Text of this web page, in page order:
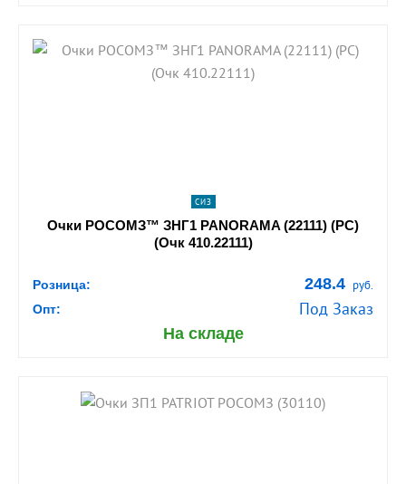
shopping_cart В КОРЗИНУ
СИЗ
Очки РОСОМЗ™ ЗНГ1 PANORAMA (22111) (PС)
(Очк 410.22111)
Розница: 248.4 руб.
Опт: Под Заказ
На складе
shopping_cart В КОРЗИНУ